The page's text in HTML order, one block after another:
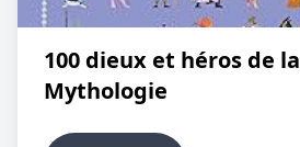
100 dieux et héros de la
Mythologie